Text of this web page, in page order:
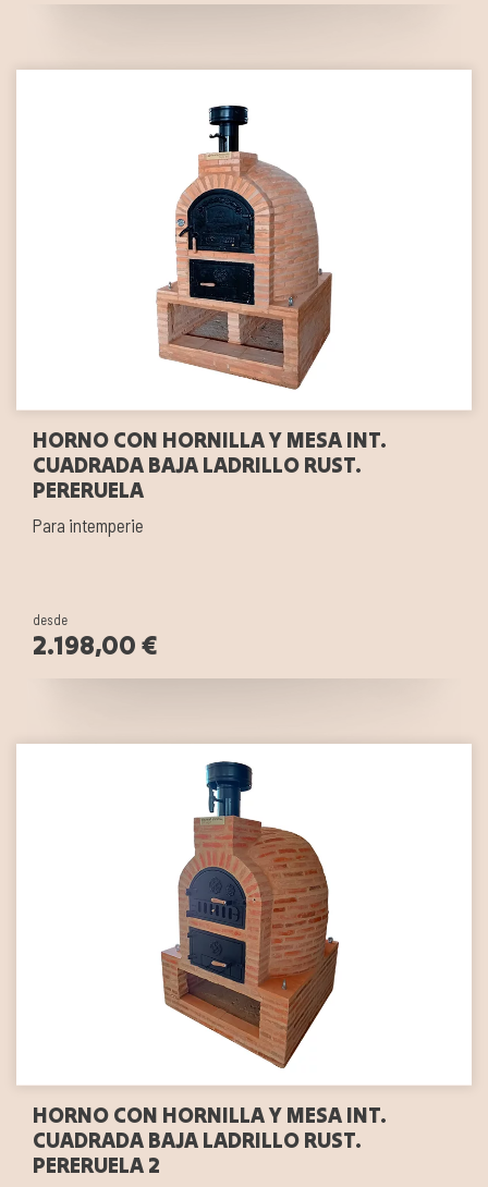
HORNO CON HORNILLA Y MESA INT.
CUADRADA BAJA LADRILLO RUST.
PERERUELA
Para intemperie
desde
2.198,00 €
HORNO CON HORNILLA Y MESA INT.
CUADRADA BAJA LADRILLO RUST.
PERERUELA 2